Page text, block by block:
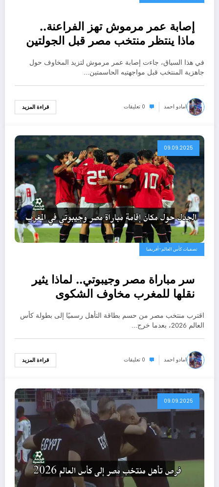
إصابة عمر مرموش تهز الفراعنة..
ماذا ينتظر منتخب مصر قبل الجولتين
في هذا السياق، جاءت إصابة عمر مرموش لتزيد المخاوف حول
جاهزية المنتخب قبل مواجهتيه الحاسمتين…
امادو احمد 0 تعليقات قراءة المزيد
09.09.2025
تصفيات كأس العالم-أفريقيا
سر مباراة مصر وجيبوتي.. لماذا يثير
نقلها للمغرب مخاوف الشكوى
اقترب منتخب مصر من حسم بطاقة التأهل رسميًا إلى بطولة كأس
العالم 2026، بعدما خرج…
امادو احمد 0 تعليقات قراءة المزيد
09.09.2025